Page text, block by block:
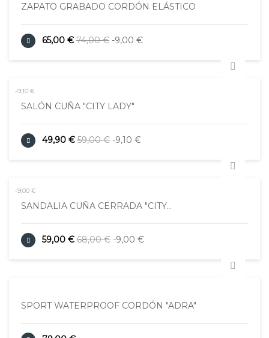
ZAPATO GRABADO CORDÓN ELÁSTICO
65,00 € 74,00 € -9,00 €
-9,10 €
SALÓN CUÑA "CITY LADY"
49,90 € 59,00 € -9,10 €
-9,00 €
SANDALIA CUÑA CERRADA "CITY...
59,00 € 68,00 € -9,00 €
SPORT WATERPROOF CORDÓN "ADRA"